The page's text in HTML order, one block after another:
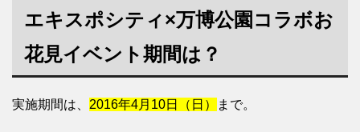
エキスポシティ×万博公園コラボお
花見イベント期間は？
実施期間は、 2016年4月10日（日） まで。